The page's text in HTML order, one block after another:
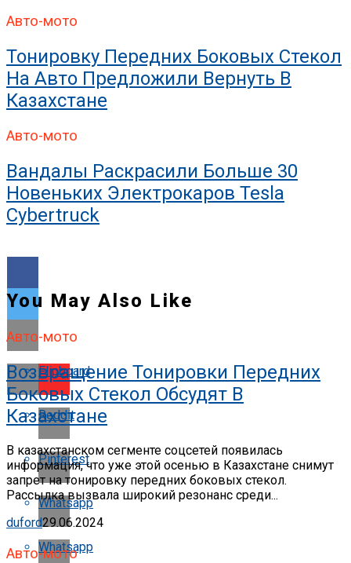
Авто-мото
Тонировку Передних Боковых Стекол
На Авто Предложили Вернуть В
Казахстане
Авто-мото
Вандалы Раскрасили Больше 30
Новеньких Электрокаров Tesla
Cybertruck
Flipboard
Reddit
Pinterest
Whatsapp
Whatsapp
You May Also Like
Авто-мото
Возвращение Тонировки Передних
Боковых Стекол Обсудят В
Казахстане
В казахстанском сегменте соцсетей появилась
информация, что уже этой осенью в Казахстане снимут
запрет на тонировку передних боковых стекол.
Рассылка вызвала широкий резонанс среди...
duford29.06.2024
Авто-мото